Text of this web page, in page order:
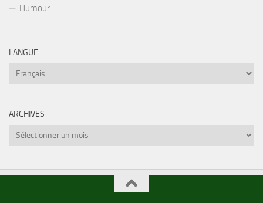
Humour
LANGUE :
ARCHIVES
Archives